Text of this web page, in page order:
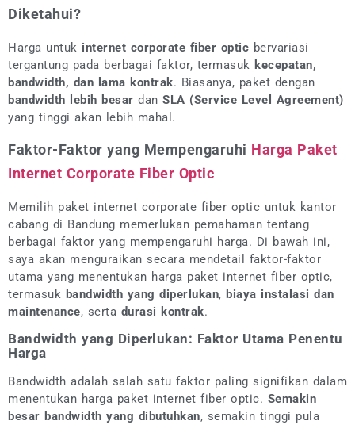
Diketahui?
Harga untuk internet corporate fiber optic bervariasi
tergantung pada berbagai faktor, termasuk kecepatan,
bandwidth, dan lama kontrak. Biasanya, paket dengan
bandwidth lebih besar dan SLA (Service Level Agreement)
yang tinggi akan lebih mahal.
Faktor-Faktor yang Mempengaruhi Harga Paket
Internet Corporate Fiber Optic
Memilih paket internet corporate fiber optic untuk kantor
cabang di Bandung memerlukan pemahaman tentang
berbagai faktor yang mempengaruhi harga. Di bawah ini,
saya akan menguraikan secara mendetail faktor-faktor
utama yang menentukan harga paket internet fiber optic,
termasuk bandwidth yang diperlukan, biaya instalasi dan
maintenance, serta durasi kontrak.
Bandwidth yang Diperlukan: Faktor Utama Penentu
Harga
Bandwidth adalah salah satu faktor paling signifikan dalam
menentukan harga paket internet fiber optic. Semakin
besar bandwidth yang dibutuhkan, semakin tinggi pula